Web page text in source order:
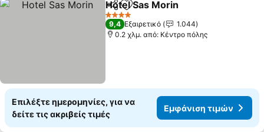
Κοινοποίηση
Προσθήκη στα αγαπημένα
Hotel Sas Morin
4 Αστέρια
9,4 Εξαιρετικό
1.044
0.2 χλμ. από: Κέντρο πόλης
Επιλέξτε ημερομηνίες, για να
δείτε τις ακριβείς τιμές
Εμφάνιση τιμών